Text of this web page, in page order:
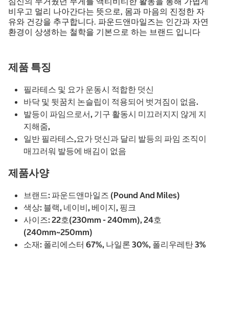
비우고 멀리 나아간다는 뜻으로, 몸과 마음의 진정한 자
유와 건강을 추구합니다. 파운드앤마일즈는 인간과 자연
환경이 상생하는 철학을 기본으로 하는 브랜드 입니다
제품 특징
필라테스 및 요가 운동시 적합한 덧신
바닥 및 뒷꿈치 논슬립이 적용되어 벗겨짐이 없음.
발등이 파임으로서, 기구 활동시 미끄러지지 않게 지
지해줌,
일반 필라테스,요가 덧신과 달리 발등의 파임 조직이
매끄러워 발등에 배김이 없음
제품사양
브랜드: 파운드앤마일즈 (Pound And Miles)
색상: 블랙, 네이비, 베이지, 핑크
사이즈: 22호(230mm - 240mm), 24호
(240mm~250mm)
소재: 폴리에스터 67%, 나일론 30%, 폴리우레탄 3%